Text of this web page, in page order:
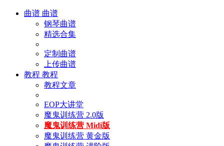
曲谱 曲谱
钢琴曲谱
精选合集
定制曲谱
上传曲谱
教程 教程
教程文章
EOP大讲堂
魔鬼训练营 2.0版
魔鬼训练营 Midi版
魔鬼训练营 黄金版